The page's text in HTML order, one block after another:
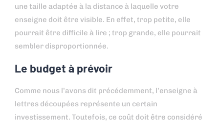
une taille adaptée à la distance à laquelle votre
enseigne doit être visible. En effet, trop petite, elle
pourrait être difficile à lire ; trop grande, elle pourrait
sembler disproportionnée.
Le budget à prévoir
Comme nous l’avons dit précédemment, l’enseigne à
lettres découpées représente un certain
investissement. Toutefois, ce coût doit être considéré